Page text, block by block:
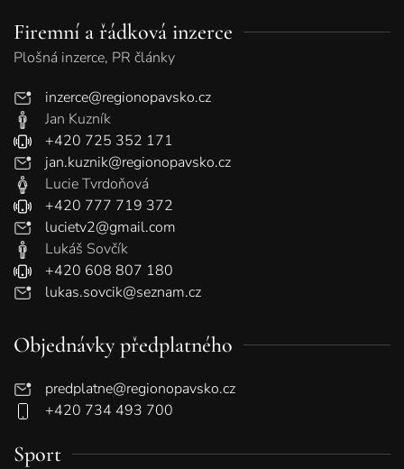
Firemní a řádková inzerce
Plošná inzerce, PR články
inzerce@regionopavsko.cz
Jan Kuzník
+420 725 352 171
jan.kuznik@regionopavsko.cz
Lucie Tvrdoňová
+420 777 719 372
lucietv2@gmail.com
Lukáš Sovčík
+420 608 807 180
lukas.sovcik@seznam.cz
Objednávky předplatného
predplatne@regionopavsko.cz
+420 734 493 700
Sport